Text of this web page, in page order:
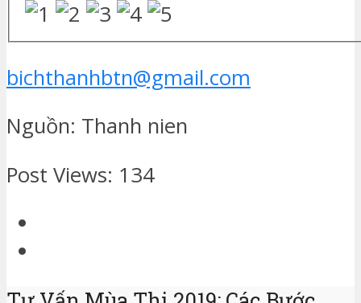
bichthanhbtn@gmail.com
Nguồn: Thanh nien
Post Views: 134